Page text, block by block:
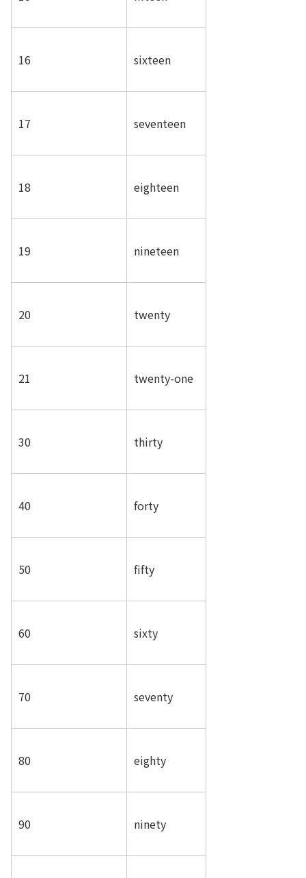
16 sixteen
17 seventeen
18 eighteen
19 nineteen
20 twenty
21 twenty-one
30 thirty
40 forty
50 fifty
60 sixty
70 seventy
80 eighty
90 ninety